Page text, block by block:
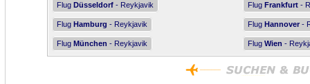
Flug Düsseldorf - Reykjavik Flug Frankfurt -
Flug Hamburg - Reykjavik Flug Hannover -
Flug München - Reykjavik Flug Wien -